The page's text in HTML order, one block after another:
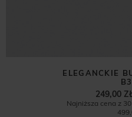
ELEGANCKIE
249,00
Najniższa cena z